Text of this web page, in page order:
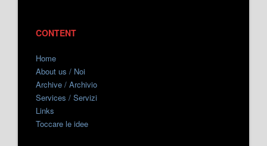
CONTENT
Home
About us / Noi
Archive / Archivio
Services / Servizi
Links
Toccare le idee